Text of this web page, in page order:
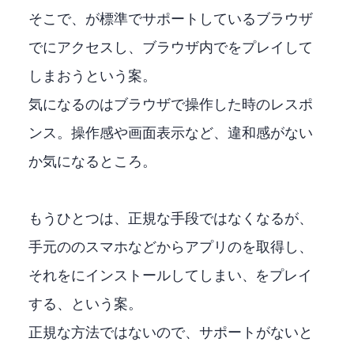
そこで、Fire Stickが標準でサポートしているブラウザ
でXBOXにアクセスし、ブラウザ内でXBOXをプレイして
しまおうという案。
気になるのはブラウザで操作した時のレスポ
ンス。操作感や画面表示など、違和感がない
か気になるところ。
もうひとつは、正規な手段ではなくなるが、
手元のandroidのスマホなどからXBOXアプリのapkを取得し、
それをFire Stickにインストールしてしまい、XBOX GAME PASS Ultimateをプレイ
する、という案。
正規な方法ではないので、サポートがないと